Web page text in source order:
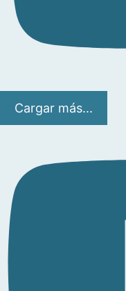
Cargar más...